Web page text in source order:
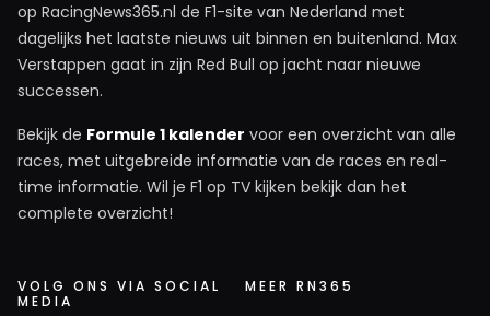
op RacingNews365.nl de F1-site van Nederland met
dagelijks het laatste nieuws uit binnen en buitenland. Max
Verstappen gaat in zijn Red Bull op jacht naar nieuwe
successen.
Bekijk de Formule 1 kalender voor een overzicht van alle
races, met uitgebreide informatie van de races en real-
time informatie. Wil je F1 op TV kijken bekijk dan het
complete overzicht!
VOLG ONS VIA SOCIAL
MEDIA
MEER RN365